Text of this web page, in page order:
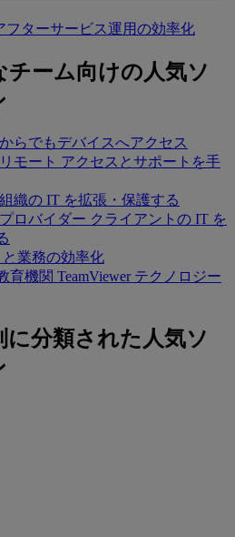
フターサービス運用の効率化
チーム向けの人気ソ
らでもデバイスへアクセス
リモート アクセスとサポートを手
織の IT を拡張・保護する
ロバイダー クライアントの IT を
業務の効率化
育機関 TeamViewer テクノロジー
に分類された人気ソ